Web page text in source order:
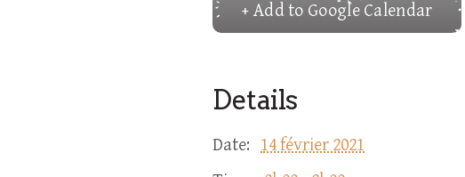
+ Add to Google Calendar
Details
Date:
14 février 2021